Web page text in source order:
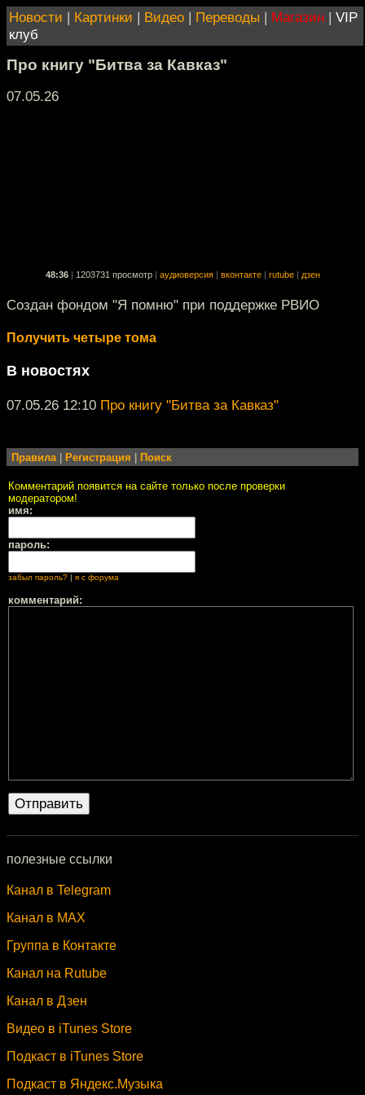
Новости | Картинки | Видео | Переводы | Магазин | VIP
клуб
Про книгу "Битва за Кавказ"
07.05.26
48:36 1203731 просмотр аудиоверсия вконтакте rutube дзен
Создан фондом "Я помню" при поддержке РВИО
Получить четыре тома
В новостях
07.05.26 12:10 Про книгу "Битва за Кавказ"
Правила| Регистрация Поиск
Комментарий появится на сайте только после проверки
модератором!
имя:
пароль:
забыл пароль? я с форума
комментарий:
полезные ссылки
Канал в Telegram
Канал в MAX
Группа в Контакте
Канал на Rutube
Канал в Дзен
Видео в iTunes Store
Подкаст в iTunes Store
Подкаст в Яндекс.Музыка